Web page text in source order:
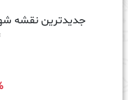
جدیدترین نقشه